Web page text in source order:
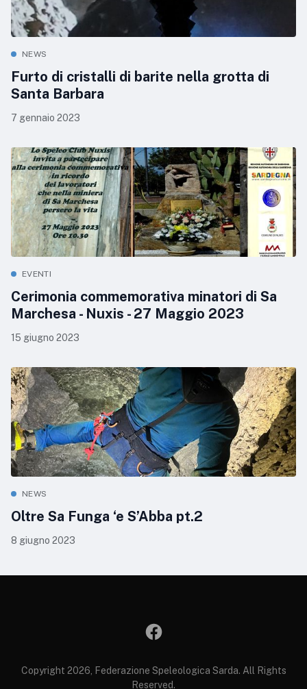
NEWS
Furto di cristalli di barite nella grotta di
Santa Barbara
7 gennaio 2023
EVENTI
Cerimonia commemorativa minatori di Sa
Marchesa - Nuxis - 27 Maggio 2023
15 giugno 2023
NEWS
Oltre Sa Funga ‘e S’Abba pt.2
8 giugno 2023
Copyright 2026, Federazione Speleologica Sarda. All Rights
Reserved.